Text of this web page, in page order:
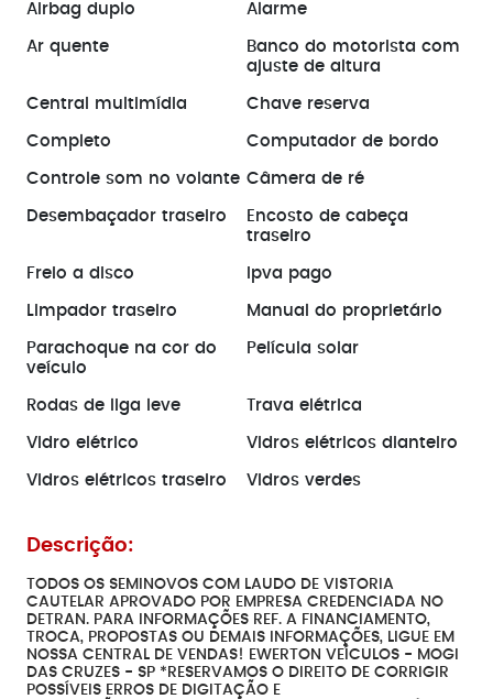
Airbag duplo Alarme
Ar quente
Banco do motorista com
ajuste de altura
Central multimídia Chave reserva
Completo Computador de bordo
Controle som no volante Câmera de ré
Desembaçador traseiro
Encosto de cabeça
traseiro
Freio a disco Ipva pago
Limpador traseiro Manual do proprietário
Parachoque na cor do
veículo
Película solar
Rodas de liga leve Trava elétrica
Vidro elétrico Vidros elétricos dianteiro
Vidros elétricos traseiro Vidros verdes
Descrição:
TODOS OS SEMINOVOS COM LAUDO DE VISTORIA
CAUTELAR APROVADO POR EMPRESA CREDENCIADA NO
DETRAN. PARA INFORMAÇÕES REF. A FINANCIAMENTO,
TROCA, PROPOSTAS OU DEMAIS INFORMAÇÕES, LIGUE EM
NOSSA CENTRAL DE VENDAS! EWERTON VEÍCULOS - MOGI
DAS CRUZES - SP *RESERVAMOS O DIREITO DE CORRIGIR
POSSÍVEIS ERROS DE DIGITAÇÃO E